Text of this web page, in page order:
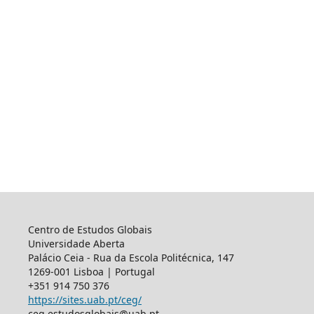
Centro de Estudos Globais
Universidade Aberta
Palácio Ceia - Rua da Escola Politécnica, 147
1269-001 Lisboa | Portugal
+351 914 750 376
https://sites.uab.pt/ceg/